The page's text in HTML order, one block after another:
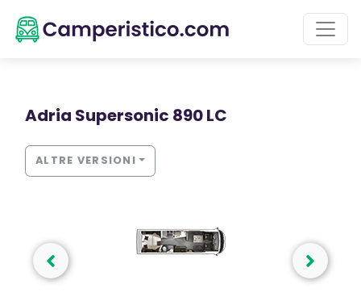
Adria Supersonic 890 LC
ALTRE VERSIONI